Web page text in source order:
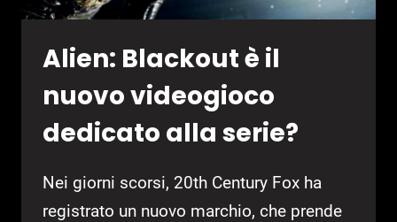
Alien: Blackout è il
nuovo videogioco
dedicato alla serie?
Nei giorni scorsi, 20th Century Fox ha
registrato un nuovo marchio, che prende